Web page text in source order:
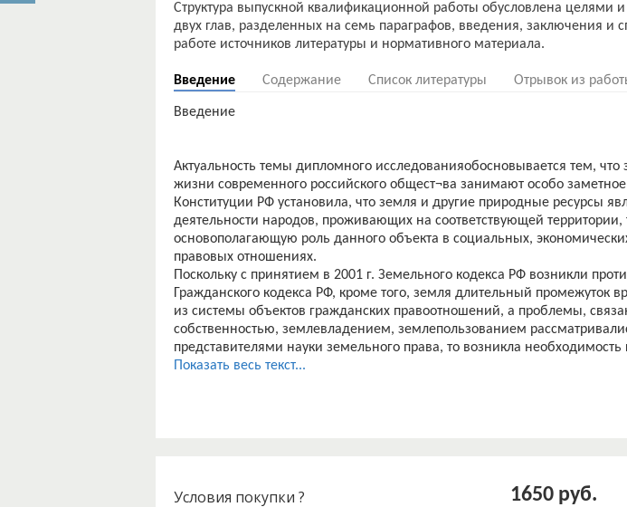
Структура выпускной квалификационной работы обусловлена целями
двух глав, разделенных на семь параграфов, введения, заключения и
Введение Содержание Список литературы Отрывок из
Введение
Актуальность темы дипломного исследованияобосновывается тем,
жизни современного российского общест¬ва занимают особо заметное
Конституции РФ установила, что земля и другие природные ресурсы
деятельности народов, проживающих на соответствующей
основополагающую роль данного объекта в социальных,
правовых отношениях.
Поскольку с принятием в 2001 г. Земельного кодекса РФ возникли
Гражданского кодекса РФ, кроме того, земля длительный промежуток
из системы объектов гражданских правоотношений, а проблемы,
собственностью, землевладением, землепользованием
представителями науки земельного права, то возникла необходимость
рассмотрения земли, а именно земельного участка, как объекта
определенной вещи.
Показать весь текст...
Условия покупки ? 1650 руб.